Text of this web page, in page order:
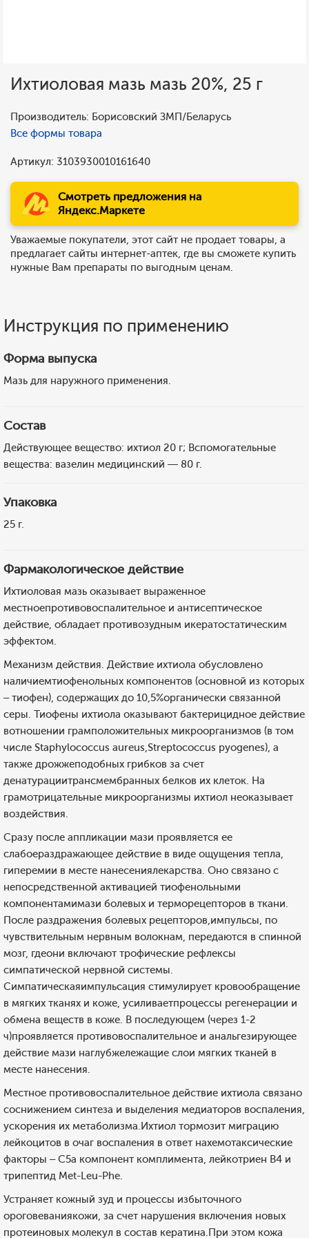
Ихтиоловая мазь мазь 20%, 25 г
Производитель: Борисовский ЗМП/Беларусь
Все формы товара
Артикул: 3103930010161640
Смотреть предложения на
Яндекс.Маркете
Уважаемые покупатели, этот сайт не продает товары, а
предлагает сайты интернет-аптек, где вы сможете купить
нужные Вам препараты по выгодным ценам.
Инструкция по применению
Форма выпуска
Мазь для наружного применения.
Состав
Действующее вещество: ихтиол 20 г; Вспомогательные
вещества: вазелин медицинский — 80 г.
Упаковка
25 г.
Фармакологическое действие
Ихтиоловая мазь оказывает выраженное
местноепротивовоспалительное и антисептическое
действие, обладает противозудным икератостатическим
эффектом.
Механизм действия. Действие ихтиола обусловлено
наличиемтиофенольных компонентов (основной из которых
– тиофен), содержащих до 10,5%органически связанной
серы. Тиофены ихтиола оказывают бактерицидное действие
вотношении грамположительных микроорганизмов (в том
числе Staphylococcus aureus,Streptococcus pyogenes), а
также дрожжеподобных грибков за счет
денатурациитрансмембранных белков их клеток. На
грамотрицательные микроорганизмы ихтиол неоказывает
воздействия.
Сразу после аппликации мази проявляется ее
слабоераздражающее действие в виде ощущения тепла,
гиперемии в месте нанесениялекарства. Оно связано с
непосредственной активацией тиофенольными
компонентамимази болевых и терморецепторов в ткани.
После раздражения болевых рецепторов,импульсы, по
чувствительным нервным волокнам, передаются в спинной
мозг, гдеони включают трофические рефлексы
симпатической нервной системы.
Симпатическаяимпульсация стимулирует кровообращение
в мягких тканях и коже, усиливаетпроцессы регенерации и
обмена веществ в коже. В последующем (через 1-2
ч)проявляется противовоспалительное и анальгезирующее
действие мази наглубжележащие слои мягких тканей в
месте нанесения.
Местное противовоспалительное действие ихтиола связано
соснижением синтеза и выделения медиаторов воспаления,
ускорения их метаболизма.Ихтиол тормозит миграцию
лейкоцитов в очаг воспаления в ответ нахемотаксические
факторы – С5а компонент комплимента, лейкотриен В4 и
трипептид Met-Leu-Phe.
Устраняет кожный зуд и процессы избыточного
ороговеваниякожи, за счет нарушения включения новых
протеиновых молекул в состав кератина.При этом кожа